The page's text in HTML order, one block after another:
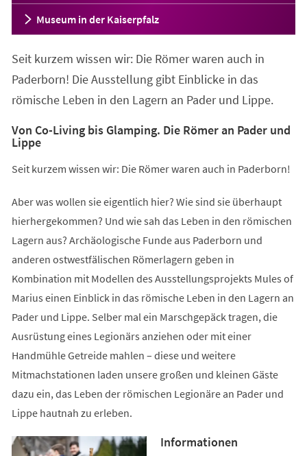
Museum in der Kaiserpfalz
Seit kurzem wissen wir: Die Römer waren auch in
Paderborn! Die Ausstellung gibt Einblicke in das
römische Leben in den Lagern an Pader und Lippe.
Von Co-Living bis Glamping. Die Römer an Pader und
Lippe
Seit kurzem wissen wir: Die Römer waren auch in Paderborn!
Aber was wollen sie eigentlich hier? Wie sind sie überhaupt
hierhergekommen? Und wie sah das Leben in den römischen
Lagern aus? Archäologische Funde aus Paderborn und
anderen ostwestfälischen Römerlagern geben in
Kombination mit Modellen des Ausstellungsprojekts Mules of
Marius einen Einblick in das römische Leben in den Lagern an
Pader und Lippe. Selber mal ein Marschgepäck tragen, die
Ausrüstung eines Legionärs anziehen oder mit einer
Handmühle Getreide mahlen – diese und weitere
Mitmachstationen laden unsere großen und kleinen Gäste
dazu ein, das Leben der römischen Legionäre an Pader und
Lippe hautnah zu erleben.
Informationen